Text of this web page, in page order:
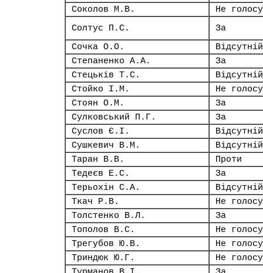
Соколов М.В.
Не
Солтус П.С.
За
Сочка О.О.
Відсутній
Степаненко А.А.
За
Стецьків Т.С.
Відсутній
Стойко І.М.
Не
Стоян О.М.
За
Сулковський П.Г.
За
Суслов Є.І.
Відсутній
Сушкевич В.М.
Відсутній
Таран В.В.
Проти
Тедеєв Е.С.
За
Терьохін С.А.
Відсутній
Ткач Р.В.
Не
Толстенко В.Л.
За
Тополов В.С.
Не
Трегубов Ю.В.
Не
Триндюк Ю.Г.
Не